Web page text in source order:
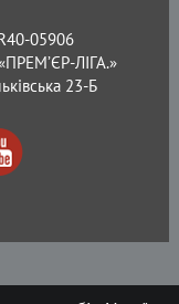
05906
ЛІГА.»
23-Б